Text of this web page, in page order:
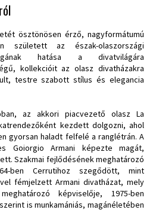
ösztönösen érző, nagyformátumú
született az észak-olaszországi
hatása a divatvilágára
kollekcióit az olasz divatházakra
testre szabott stílus és elegancia
az akkori piacvezető olasz La
kezdett dolgozni, ahol
gyorsan haladt felfelé a ranglétrán. A
Goiorgio Armani képezte magát,
Szakmai fejlődésének meghatározó
ben Cerrutihoz szegődött, mint
fémjelzett Armani divatházat, mely
képviselője, 1975-ben
is munkamániás, magánéletében